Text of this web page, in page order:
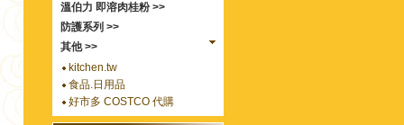
溫伯力 即溶肉桂粉 >>
防護系列 >>
其他 >>
kitchen.tw
食品.日用品
好市多 COSTCO 代購